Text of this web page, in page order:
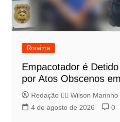
Roraima
Empacotador é
por Atos Obscenos
Redação 👨‍⚖️​ Wilson Marinho
4 de agosto de 2026
0